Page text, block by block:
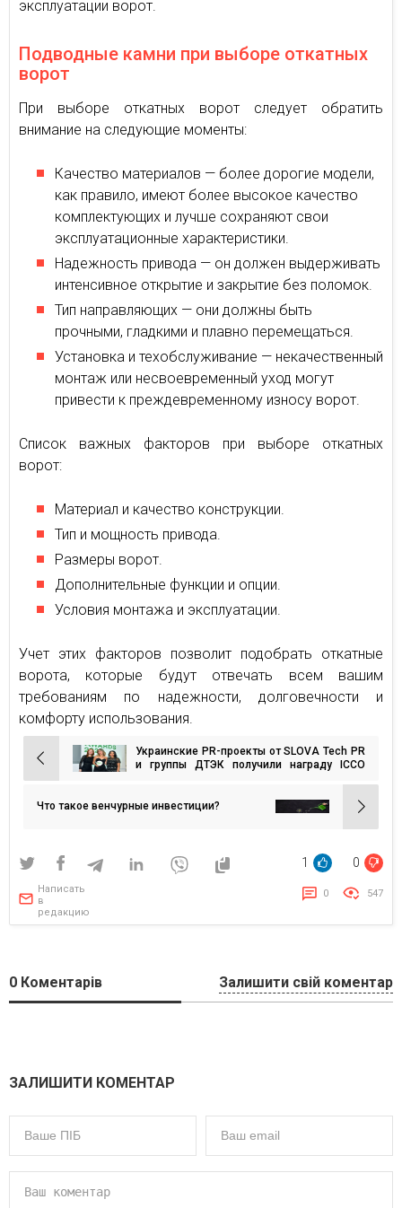
эксплуатации ворот.
Подводные камни при выборе откатных
ворот
При выборе откатных ворот следует обратить
внимание на следующие моменты:
Качество материалов — более дорогие модели,
как правило, имеют более высокое качество
комплектующих и лучше сохраняют свои
эксплуатационные характеристики.
Надежность привода — он должен выдерживать
интенсивное открытие и закрытие без поломок.
Тип направляющих — они должны быть
прочными, гладкими и плавно перемещаться.
Установка и техобслуживание — некачественный
монтаж или несвоевременный уход могут
привести к преждевременному износу ворот.
Список важных факторов при выборе откатных
ворот:
Материал и качество конструкции.
Тип и мощность привода.
Размеры ворот.
Дополнительные функции и опции.
Условия монтажа и эксплуатации.
Учет этих факторов позволит подобрать откатные
ворота, которые будут отвечать всем вашим
требованиям по надежности, долговечности и
комфорту использования.
Навигация
по
записям
Украинские PR-проекты от SLOVA Tech PR
и группы ДТЭК получили награду ICCO
Что такое венчурные инвестиции?
1 0
Написать
в
редакцию
0 547
0 Коментарів Залишити свій коментар
ЗАЛИШИТИ КОМЕНТАР